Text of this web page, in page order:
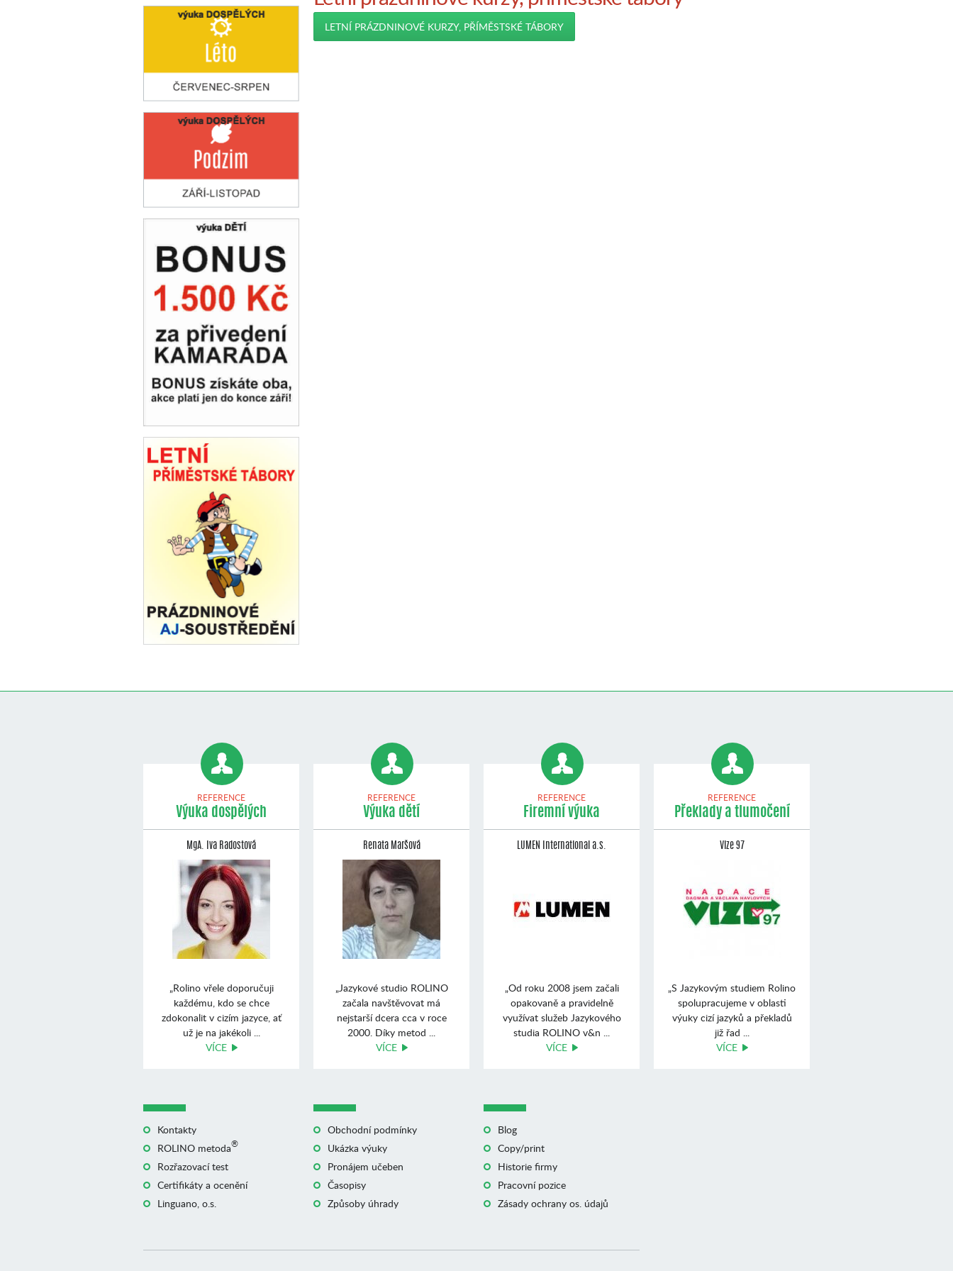
LETNÍ PRÁZDNINOVÉ KURZY, PŘÍMĚSTSKÉ TÁBORY
REFERENCE
Výuka dospělých
MgA. Iva Radostová
„Rolino vřele doporučuji
každému, kdo se chce
zdokonalit v cizím jazyce, ať
už je na jakékoli ...
VÍCE
REFERENCE
Výuka dětí
Renata Maršová
„Jazykové studio ROLINO
začala navštěvovat má
nejstarší dcera cca v roce
2000. Díky metod ...
VÍCE
REFERENCE
Firemní výuka
LUMEN International a.s.
„Od roku 2008 jsem začali
opakovaně a pravidelně
využívat služeb Jazykového
studia ROLINO v&n ...
VÍCE
REFERENCE
Překlady a tlumočení
Vize 97
„S Jazykovým studiem Rolino
spolupracujeme v oblasti
výuky cizí jazyků a překladů
již řad ...
VÍCE
Kontakty
ROLINO metoda®
Rozřazovací test
Certifikáty a ocenění
Linguano, o.s.
Obchodní podmínky
Ukázka výuky
Pronájem učeben
Časopisy
Způsoby úhrady
Blog
Copy/print
Historie firmy
Pracovní pozice
Zásady ochrany os. údajů